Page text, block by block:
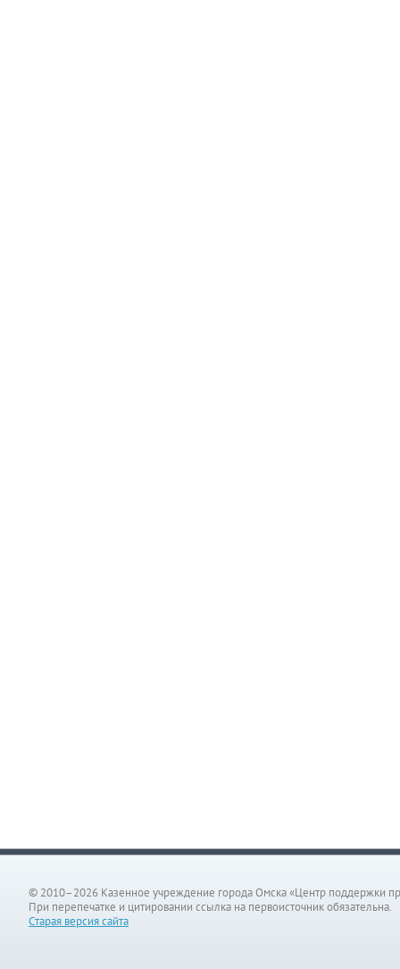
© 2010–2026 Казенное учреждение города Омска «Центр поддержки
При перепечатке и цитировании ссылка на первоисточник обязательна.
Старая версия сайта